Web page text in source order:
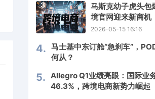
3
马斯克幼子虎头包
境官网迎来新商机
2026-05-15 16:16
4. 马士基中东订舱“急刹车”，
何从？
5. Allegro Q1业绩亮眼：国际业
46.3%，跨境电商新势力崛起